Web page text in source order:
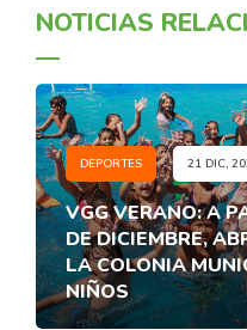
NOTICIAS
DEPORTES 21 DIC,
VGG VERANO: A
DE DICIEMBRE,
LA COLONIA
NIÑOS